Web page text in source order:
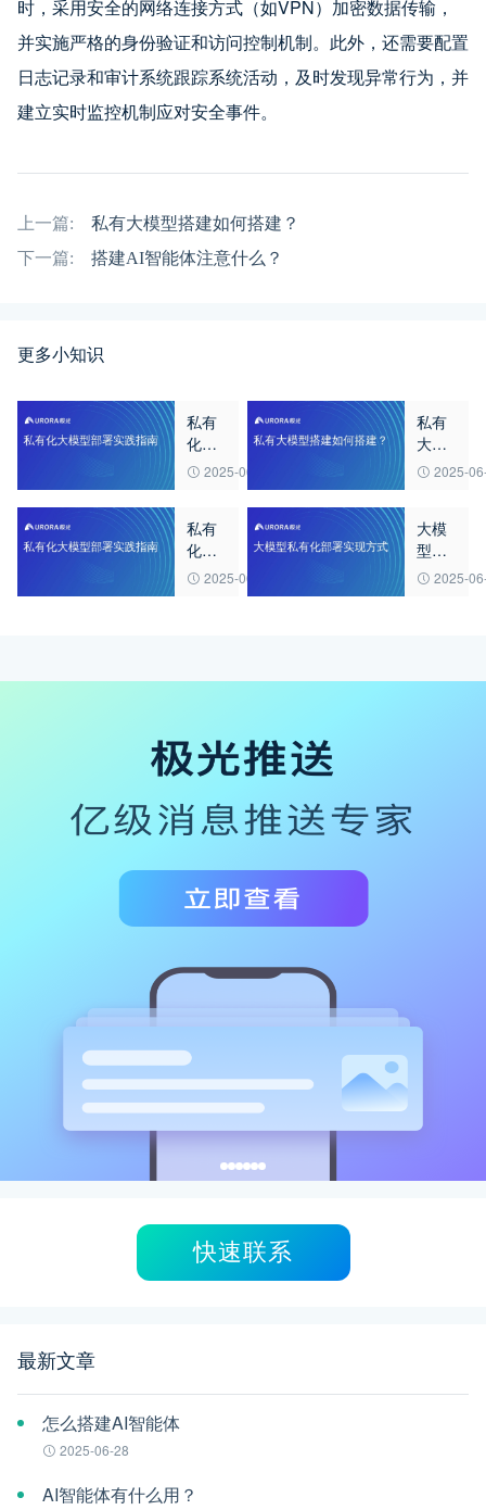
时，采用安全的网络连接方式（如VPN）加密数据传输，
并实施严格的身份验证和访问控制机制。此外，还需要配置
日志记录和审计系统跟踪系统活动，及时发现异常行为，并
建立实时监控机制应对安全事件。
上一篇:
私有大模型搭建如何搭建？
下一篇:
搭建AI智能体注意什么？
更多小知识
私有
化大
模型
指南
2025-06-20
私有
大模
型搭
建？
2025-
私有
化大
模型2025-06-20
大模
型私
有化2025-
快速联系
最新文章
怎么搭建AI智能体
2025-06-28
AI智能体有什么用？